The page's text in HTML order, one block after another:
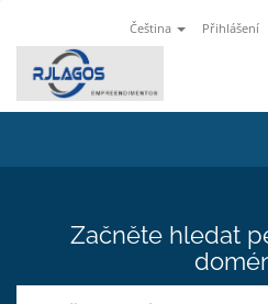
Čeština Přihlášení
Začněte hledat